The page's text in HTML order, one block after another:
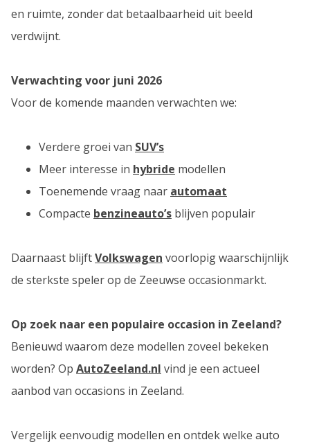
en ruimte, zonder dat betaalbaarheid uit beeld
verdwijnt.
Verwachting voor juni 2026
Voor de komende maanden verwachten we:
Verdere groei van SUV’s
Meer interesse in hybride modellen
Toenemende vraag naar automaat
Compacte benzineauto’s blijven populair
Daarnaast blijftVolkswagen voorlopig waarschijnlijk
de sterkste speler op de Zeeuwse occasionmarkt.
Op zoek naar een populaire occasion in Zeeland?
Benieuwd waarom deze modellen zoveel bekeken
worden? Op AutoZeeland.nl vind je een actueel
aanbod van occasions in Zeeland.
Vergelijk eenvoudig modellen en ontdek welke auto